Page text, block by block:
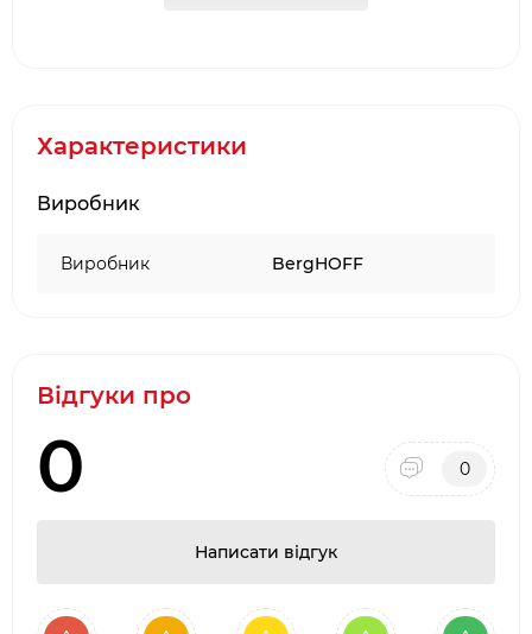
Розмір 45 х 45 х 50 см
Бренд: Berghoff (Бельгія)
Характеристики
Виробник
Виробник BergHOFF
Відгуки про
0 0
Написати відгук